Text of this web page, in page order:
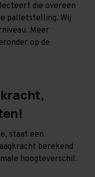
die overeen
palletstelling. Wij
Meer
op de
staat een
berekend
hoogteverschil.